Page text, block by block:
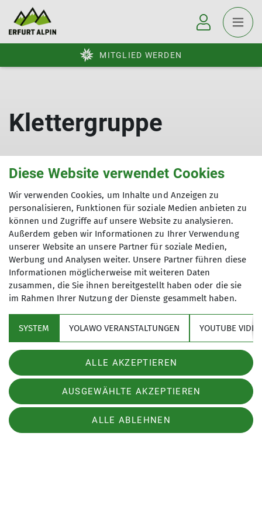
MITGLIED WERDEN
Klettergruppe
Sektion
Wissenswertes
Telefon +4936134948403
Datenschutz-Einstellungen
Datenschutz
Impressum
AGB
Diese Website verwendet Cookies
Wir verwenden Cookies, um Inhalte und Anzeigen zu
personalisieren, Funktionen für soziale Medien anbieten zu
können und Zugriffe auf unsere Website zu analysieren.
Außerdem geben wir Informationen zu Ihrer Verwendung
unserer Website an unsere Partner für soziale Medien,
Werbung und Analysen weiter. Unsere Partner führen diese
Informationen möglicherweise mit weiteren Daten
zusammen, die Sie ihnen bereitgestellt haben oder die sie
im Rahmen Ihrer Nutzung der Dienste gesammelt haben.
SYSTEM YOLAWO VERANSTALTUNGEN YOUTUBE
Alles akzeptieren (Übertragung von Nutzerdaten und
Cookies)
Cookie Beschreibung
Verwendete Cookies
ALLE AKZEPTIEREN
AUSGEWÄHLTE AKZEPTIEREN
ALLE ABLEHNEN